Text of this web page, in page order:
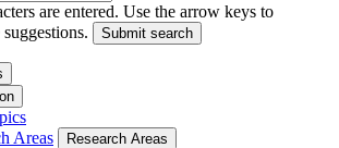
are entered. Use the arrow keys to
Submit search
Areas
Research Areas